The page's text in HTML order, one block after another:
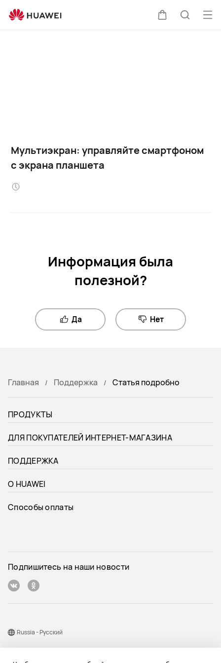
Мультиэкран: управляйте смартфоном
с экрана планшета
Информация была
полезной?
Да Нет
Главная Поддержка Статья подробно
ПРОДУКТЫ
ДЛЯ ПОКУПАТЕЛЕЙ ИНТЕРНЕТ-МАГАЗИНА
ПОДДЕРЖКА
О HUAWEI
Способы оплаты
Подпишитесь на наши новости
Russia - Pусский